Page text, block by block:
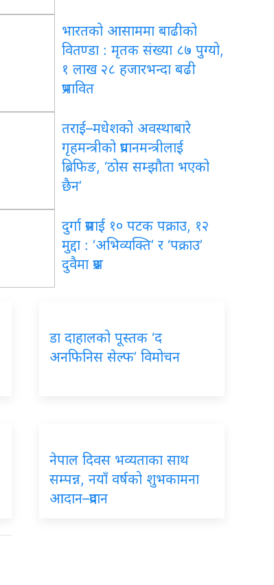
भारतको आसाममा बाढीको
वितण्डा : मृतक संख्या ८७ पुग्यो,
१ लाख २८ हजारभन्दा बढी
प्रभावित
तराई–मधेशको अवस्थाबारे
गृहमन्त्रीको प्रधानमन्त्रीलाई
ब्रिफिङ, ‘ठोस सम्झौता भएको
छैन’
दुर्गाप्रसाईं १० पटक पक्राउ, १२
मुद्दा : ‘अभिव्यक्ति’ र ‘पक्राउ’
दुवैमा प्रश्न
डा दाहालको पूस्तक ‘द
अनफिनिस सेल्फ’ विमोचन
नेपाल दिवस भव्यताका साथ
सम्पन्न, नयाँ वर्षको शुभकामना
आदान–प्रदान